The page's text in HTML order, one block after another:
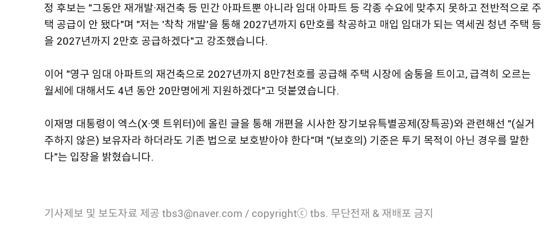
정 후보는 "그동안 재개발·재건축 등 민간 아파트뿐 아니라 임대 아파트 등 각종 수요에 맞추지 못하고 전반적으로 주
택 공급이 안 됐다"며 "저는 '착착 개발'을 통해 2027년까지 6만호를 착공하고 매입 임대가 되는 역세권 청년 주택 등
을 2027년까지 2만호 공급하겠다"고 강조했습니다.
이어 "영구 임대 아파트의 재건축으로 2027년까지 8만7천호를 공급해 주택 시장에 숨통을 트이고, 급격히 오르는
월세에 대해서도 4년 동안 20만명에게 지원하겠다"고 덧붙였습니다.
이재명 대통령이 엑스(X·옛 트위터)에 올린 글을 통해 개편을 시사한 장기보유특별공제(장특공)와 관련해선 "(실거
주하지 않은) 보유자라 하더라도 기존 법으로 보호받아야 한다"며 "(보호의) 기준은 투기 목적이 아닌 경우를 말한
다"는 입장을 밝혔습니다.
기사제보 및 보도자료 제공 tbs3@naver.com / copyrightⓒ tbs. 무단전재 & 재배포 금지